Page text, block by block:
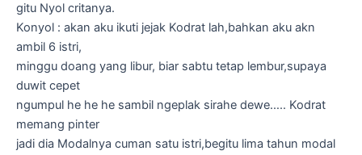
gitu Nyol critanya.
Konyol : akan aku ikuti jejak Kodrat lah,bahkan aku akn
ambil 6 istri,
minggu doang yang libur, biar sabtu tetap lembur,supaya
duwit cepet
ngumpul he he he sambil ngeplak sirahe dewe….. Kodrat
memang pinter
jadi dia Modalnya cuman satu istri,begitu lima tahun modal